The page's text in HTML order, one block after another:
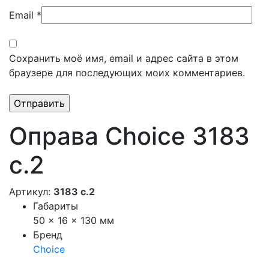
Email *
Сохранить моё имя, email и адрес сайта в этом
браузере для последующих моих комментариев.
Оправа Choice 3183
с.2
Артикул: 3183 с.2
Габариты
50 × 16 × 130 мм
Бренд
Choice